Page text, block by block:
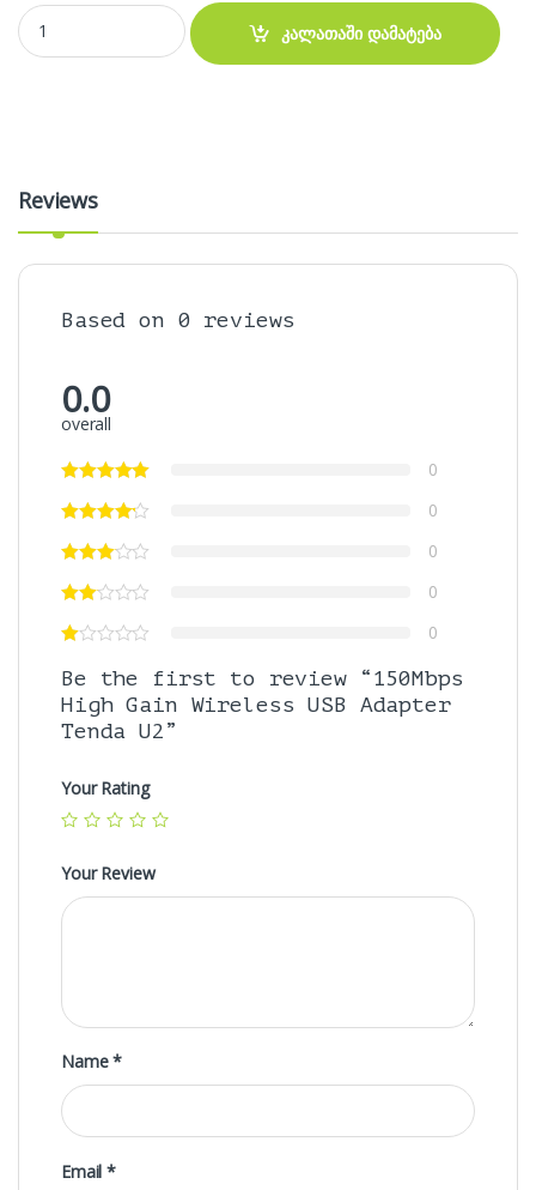
150Mbps High Gain Wireless USB Adapter Tenda U2 quantity
კალათაში დამატება
Reviews
Based on 0 reviews
0.0
overall
0
0
0
0
0
Be the first to review “150Mbps
High Gain Wireless USB Adapter
Tenda U2”
Your Rating
Your Review
Name*
Email*